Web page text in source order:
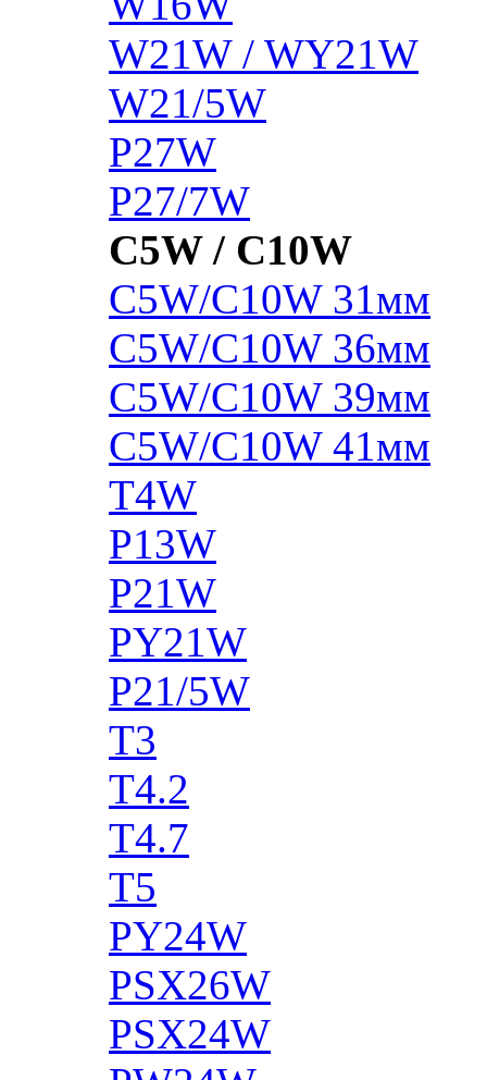
W21W / WY21W
W21/5W
P27W
P27/7W
C5W / C10W
C5W/C10W 31мм
C5W/C10W 36мм
C5W/C10W 39мм
C5W/C10W 41мм
T4W
P13W
P21W
PY21W
P21/5W
T3
T4.2
T4.7
T5
PY24W
PSX26W
PSX24W